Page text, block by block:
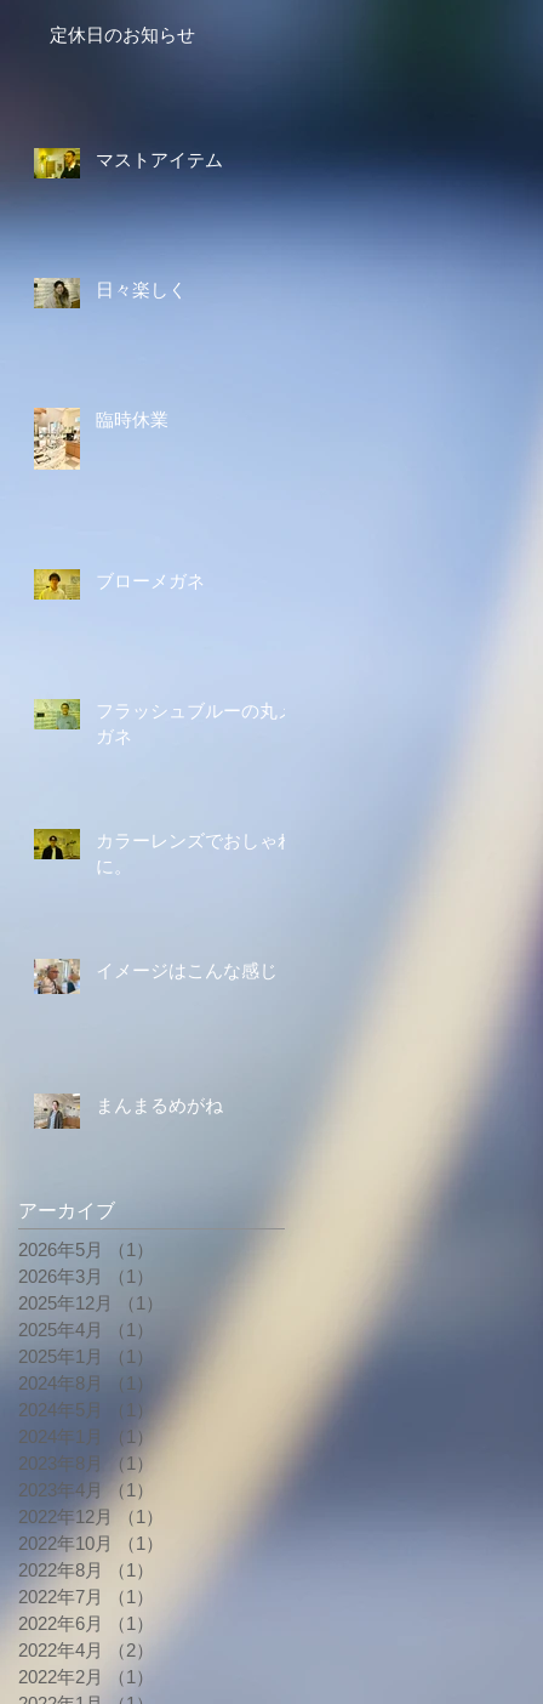
定休日のお知らせ
マストアイテム
日々楽しく
臨時休業
ブローメガネ
フラッシュブルーの丸メ
ガネ
カラーレンズでおしゃれ
に。
イメージはこんな感じ
まんまるめがね
アーカイブ
2026年5月
（1）
2026年3月
（1）
2025年12月
（1）
2025年4月
（1）
2025年1月
（1）
2024年8月
（1）
2024年5月
（1）
2024年1月
（1）
2023年8月
（1）
2023年4月
（1）
2022年12月
（1）
2022年10月
（1）
2022年8月
（1）
2022年7月
（1）
2022年6月
（1）
2022年4月
（2）
2022年2月
（1）